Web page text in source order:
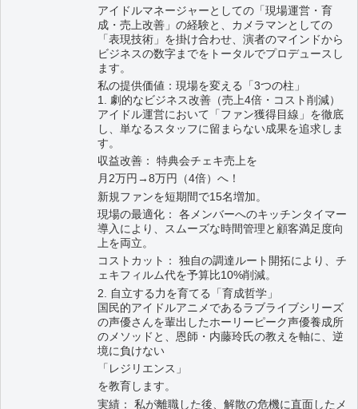
アイドルマネージャーとしての「現場運営・育
成・売上改善」の経験と、カメラマンとしての
「表現技術」を掛け合わせ、演者のマインドから
ビジネスの数字までをトータルでプロデュースし
ます。
私の提供価値：現場を変える「3つの柱」
1. 劇的なビジネス改善（売上4倍・コスト削減）
アイドル運営において「ファン獲得目線」を徹底
し、単なるスタッフに留まらない成果を追求しま
す。
収益改善： 特典会チェキ売上を
月2万円→8万円（4倍）へ！
新規ファンを短期間で15名増加。
現場の最適化： 各メンバーへのキッチンタイマー
導入により、スムーズな時間管理と顧客満足度向
上を両立。
コストカット： 独自の調達ルート開拓により、チ
ェキフィルム代を予算比10%削減。
2. 自立する力を育てる「育成哲学」
国民的アイドルアニメであるラブライブシリーズ
の声優さんを輩出したホーリーピーク声優養成所
のメソッドと、恩師・内藤玲氏の教えを軸に、逆
境に負けない
「レジリエンス」
を教育します。
実績： 私が離職した後、解散の危機に直面したメ